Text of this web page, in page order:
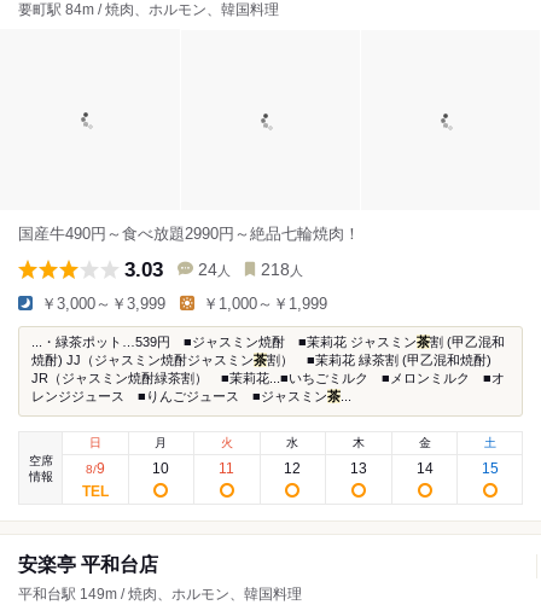
要町駅 84m / 焼肉、ホルモン、韓国料理
国産牛490円～食べ放題2990円～絶品七輪焼肉！
3.03 24 人 218 人
￥3,000～￥3,999 ￥1,000～￥1,999
...・緑茶ポット…539円 ■ジャスミン焼酎 ■茉莉花 ジャスミン茶割 (甲乙混和
焼酎) JJ（ジャスミン焼酎ジャスミン茶割） ■茉莉花 緑茶割 (甲乙混和焼酎)
JR（ジャスミン焼酎緑茶割） ■茉莉花...■いちごミルク ■メロンミルク ■オ
レンジジュース ■りんごジュース ■ジャスミン茶
空席
情報
日
8/9
月
10
火
11
水
12
木
13
金
14
土
15
安楽亭 平和台店
平和台駅 149m / 焼肉、ホルモン、韓国料理